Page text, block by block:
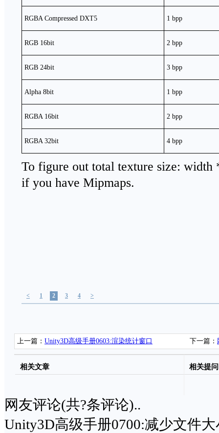
RGBA Compressed DXT5 1 bpp
RGB 16bit 2 bpp
RGB 24bit 3 bpp
Alpha 8bit 1 bpp
RGBA 16bit 2 bpp
RGBA 32bit 4 bpp
To figure out total texture size:
if you have Mipmaps.
< 1 2 3 4 >
上一篇： Unity3D高级手册0603:渲染统计窗口 下一篇：
决办法
相关文章 相关提问
网友评论(共?条评论)..
Unity3D高级手册0700:减少文件大